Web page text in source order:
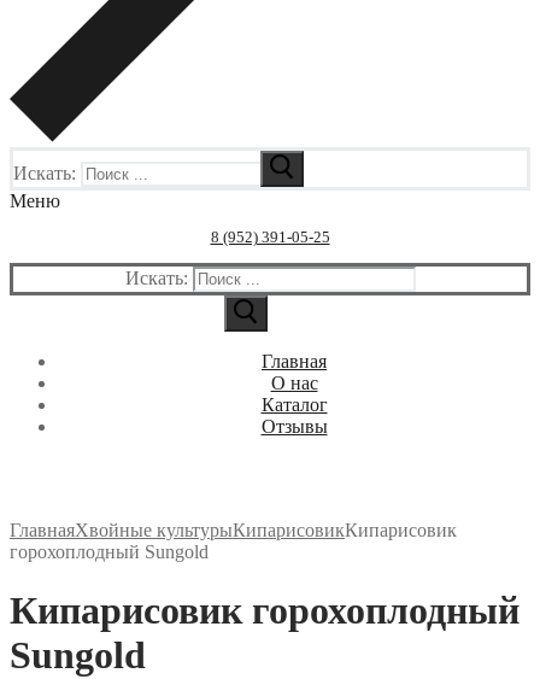
Искать:
Меню
8 (952) 391-05-25
Искать:
Главная
О нас
Каталог
Отзывы
ГлавнаяХвойные культурыКипарисовикКипарисовик
горохоплодный Sungold
Кипарисовик горохоплодный
Sungold